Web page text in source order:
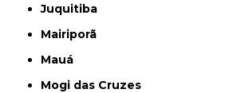
Juquitiba
Mairiporã
Mauá
Mogi das Cruzes